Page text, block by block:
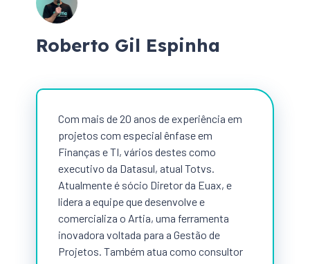
Roberto Gil Espinha
Com mais de 20 anos de experiência em
projetos com especial ênfase em
Finanças e TI, vários destes como
executivo da Datasul, atual Totvs.
Atualmente é sócio Diretor da Euax, e
lidera a equipe que desenvolve e
comercializa o Artia, uma ferramenta
inovadora voltada para a Gestão de
Projetos. Também atua como consultor